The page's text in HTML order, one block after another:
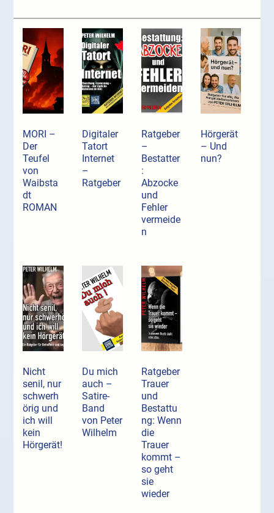
MORI –
Der
Teufel
von
Waibsta
dt
ROMAN
Digitaler
Tatort
Internet
–
Ratgeber
Ratgeber
–
Bestatter
:
Abzocke
und
Fehler
vermeide
n
Hörgerät
– Und
nun?
Nicht
senil, nur
schwerh
örig und
ich will
kein
Hörgerät!
Du mich
auch –
Satire-
Band
von Peter
Wilhelm
Ratgeber
Trauer
und
Bestattu
ng: Wenn
die
Trauer
kommt –
so geht
sie
wieder